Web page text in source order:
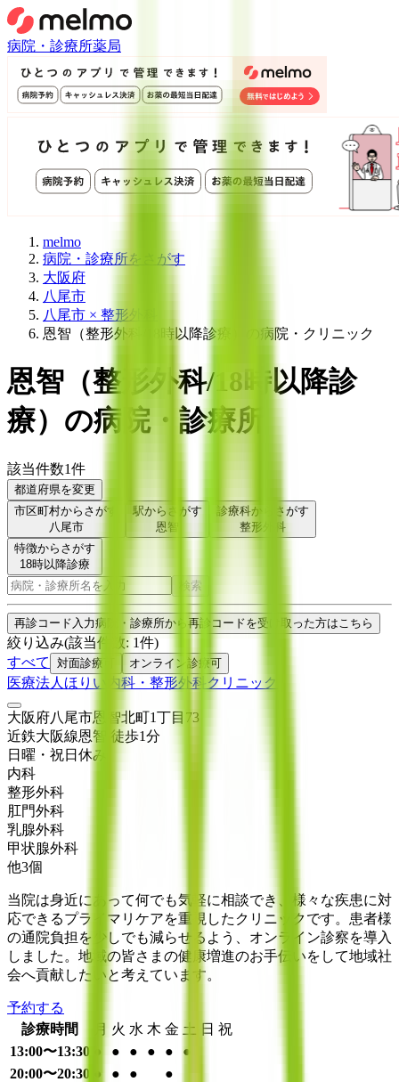
病院・診療所薬局
melmo
病院・診療所をさがす
大阪府
八尾市
八尾市 × 整形外科
恩智（整形外科/18時以降診療）の病院・クリニック
恩智 （整形外科/18時以降診
療） の病院・診療所
該当件数1件
都道府県を変更
市区町村からさがす
八尾市
駅からさがす
恩智
診療科からさがす
整形外科
特徴からさがす
18時以降診療
検索
再診コード入力病院・診療所から再診コードを受け取った方はこちら
絞り込み(該当件数: 1件)
すべて
対面診療可 オンライン診療可
医療法人ほりい内科・整形外科クリニック
大阪府八尾市恩智北町1丁目73
近鉄大阪線恩智 徒歩1分
日曜・祝日 休み
内科
整形外科
肛門外科
乳腺外科
甲状腺外科
他3個
当院は身近にあって何でも気軽に相談でき、様々な疾患に対
応できるプライマリケアを重視したクリニックです。患者様
の通院負担を少しでも減らせるよう、オンライン診察を導入
しました。地域の皆さまの健康増進のお手伝いをして地域社
会へ貢献したいと考えています。
予約する
診療時間
月 火 水 木 金 土 日 祝
13:00〜13:30
● ● ● ●
●
20:00〜20:30
● ● ●
●